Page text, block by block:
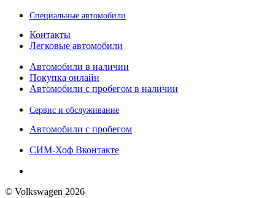
Специальные автомобили
Контакты
Легковые автомобили
Автомобили в наличии
Покупка онлайн
Автомобили с пробегом в наличии
Сервис и обслуживание
Автомобили с пробегом
СИМ-Хоф Вконтакте
© Volkswagen 2026